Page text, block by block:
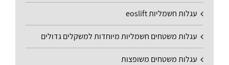
עגלות חשמליות eoslift
עגלות משטחים חשמליות מיוחדות למשקלים גדולים
עגלות משטחים משופצות